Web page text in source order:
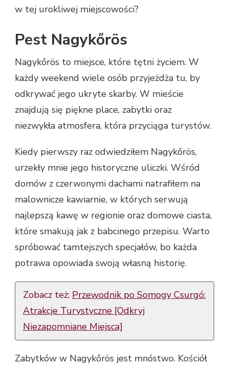
w tej urokliwej miejscowości?
Pest Nagykőrös
Nagykőrös to miejsce, które tętni życiem. W
każdy weekend wiele osób przyjeżdża tu, by
odkrywać jego ukryte skarby. W mieście
znajdują się piękne place, zabytki oraz
niezwykła atmosfera, która przyciąga turystów.
Kiedy pierwszy raz odwiedziłem Nagykőrös,
urzekły mnie jego historyczne uliczki. Wśród
domów z czerwonymi dachami natrafiłem na
malownicze kawiarnie, w których serwują
najlepszą kawę w regionie oraz domowe ciasta,
które smakują jak z babcinego przepisu. Warto
spróbować tamtejszych specjałów, bo każda
potrawa opowiada swoją własną historię.
Zobacz też: Przewodnik po Somogy Csurgó:
Atrakcje Turystyczne [Odkryj
Niezapomniane Miejsca]
Zabytków w Nagykőrös jest mnóstwo. Kościół